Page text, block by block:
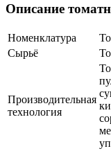
Описание
Номенклатура
Сырьё
Производительная
технология